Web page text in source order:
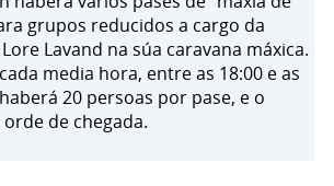
grupos reducidos a cargo da
Lavand na súa caravana máxica.
media hora, entre as 18:00 e as
20 persoas por pase, e o
de chegada.